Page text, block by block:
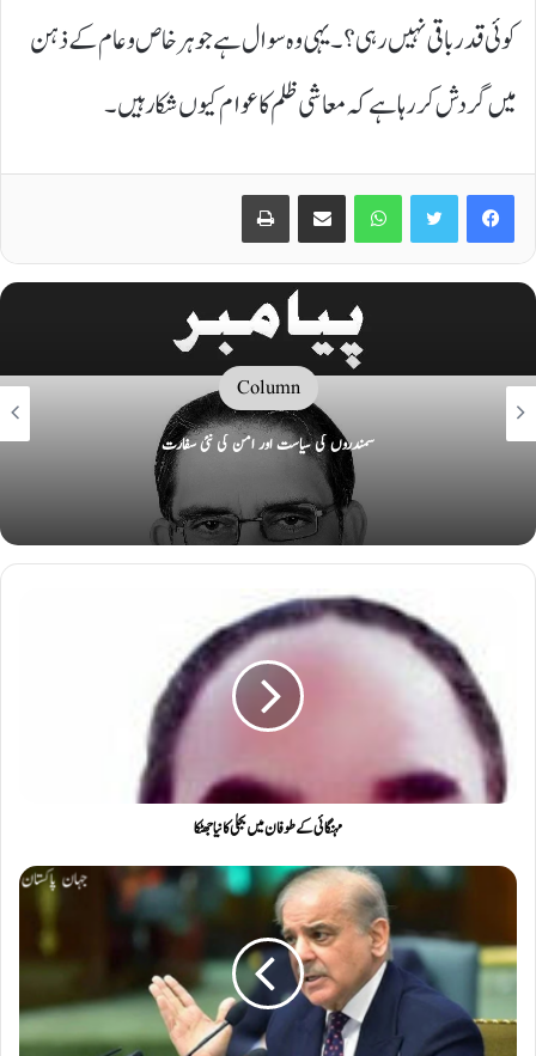
کوئی قدر باقی نہیں رہی؟۔ یہی وہ سوال ہے جو ہر خاص و عام کے ذہن
میں گردش کر رہا ہے کہ معاشی ظلم کا عوام کیوں شکار ہیں۔
Facebook
Twitter
WhatsApp
Share via Email
Print
Column
سمندروں کی سیاست اور امن کی نئی سفارت
مہنگائی کے طوفان میں بجلی کا نیا جھٹکا